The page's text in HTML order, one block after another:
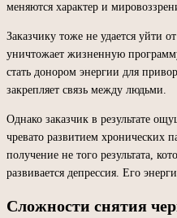
меняются характер и
Заказчику тоже не удается уйти
уничтожает жизненную
стать донором энергии для
закрепляет связь между людьми.
Однако заказчик в результате
чревато развитием хронических
получение не того результата,
развивается депрессия. Его
Сложности снятия